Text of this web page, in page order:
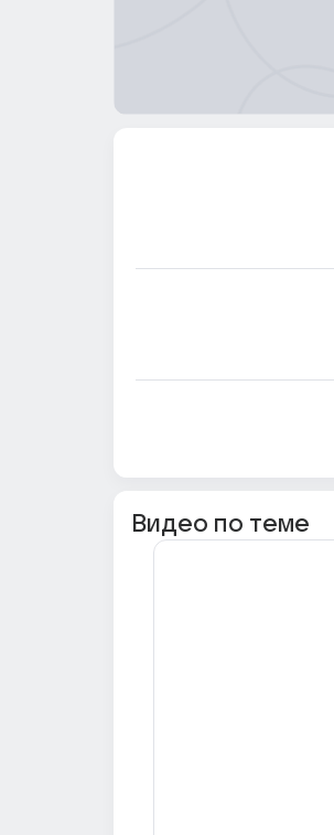
Видео по теме